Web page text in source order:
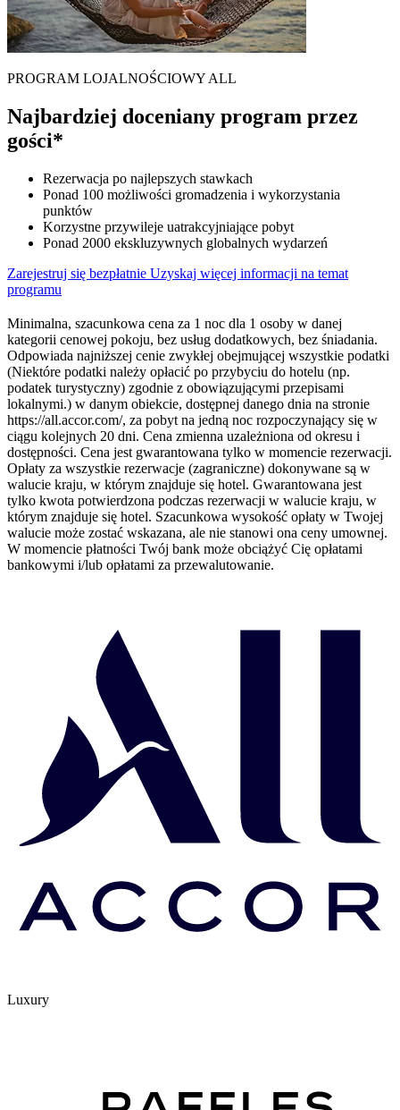
PROGRAM LOJALNOŚCIOWY ALL
Najbardziej doceniany program przez
gości*
Rezerwacja po najlepszych stawkach
Ponad 100 możliwości gromadzenia i wykorzystania
punktów
Korzystne przywileje uatrakcyjniające pobyt
Ponad 2000 ekskluzywnych globalnych wydarzeń
Zarejestruj się bezpłatnie Uzyskaj więcej informacji na temat
programu
Minimalna, szacunkowa cena za 1 noc dla 1 osoby w danej
kategorii cenowej pokoju, bez usług dodatkowych, bez śniadania.
Odpowiada najniższej cenie zwykłej obejmującej wszystkie podatki
(Niektóre podatki należy opłacić po przybyciu do hotelu (np.
podatek turystyczny) zgodnie z obowiązującymi przepisami
lokalnymi.) w danym obiekcie, dostępnej danego dnia na stronie
https://all.accor.com/, za pobyt na jedną noc rozpoczynający się w
ciągu kolejnych 20 dni. Cena zmienna uzależniona od okresu i
dostępności. Cena jest gwarantowana tylko w momencie rezerwacji.
Opłaty za wszystkie rezerwacje (zagraniczne) dokonywane są w
walucie kraju, w którym znajduje się hotel. Gwarantowana jest
tylko kwota potwierdzona podczas rezerwacji w walucie kraju, w
którym znajduje się hotel. Szacunkowa wysokość opłaty w Twojej
walucie może zostać wskazana, ale nie stanowi ona ceny umownej.
W momencie płatności Twój bank może obciążyć Cię opłatami
bankowymi i/lub opłatami za przewalutowanie.
Luxury